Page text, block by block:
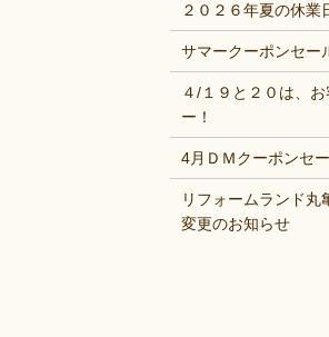
２０２６年夏の休業
サマークーポンセー
４/１９と２０は、
ー！
4月ＤＭクーポンセ
リフォームランド丸
変更のお知らせ